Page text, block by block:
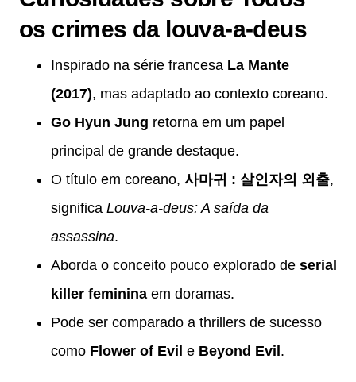
os crimes da louva-a-deus
Inspirado na série francesa La Mante
(2017), mas adaptado ao contexto coreano.
Go Hyun Jung retorna em um papel
principal de grande destaque.
O título em coreano, 사마귀 : 살인자의 외출,
significa Louva-a-deus: A saída da
assassina.
Aborda o conceito pouco explorado de serial
killer feminina em doramas.
Pode ser comparado a thrillers de sucesso
como Flower of Evil e Beyond Evil.